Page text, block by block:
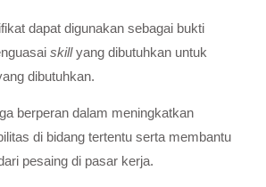
dapat digunakan sebagai bukti
skillyang dibutuhkan untuk
dibutuhkan.
berperan dalam meningkatkan
di bidang tertentu serta membantu
pesaing di pasar kerja.